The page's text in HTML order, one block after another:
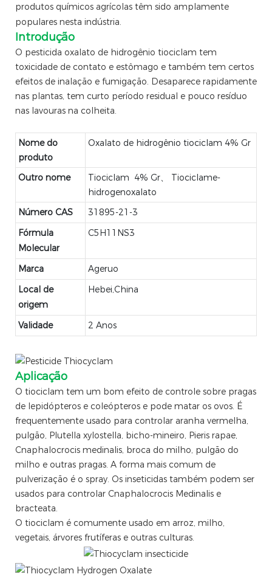
produtos químicos agrícolas têm sido amplamente
populares nesta indústria.
Introdução
O pesticida oxalato de hidrogênio tiociclam tem
toxicidade de contato e estômago e também tem certos
efeitos de inalação e fumigação. Desaparece rapidamente
nas plantas, tem curto período residual e pouco resíduo
nas lavouras na colheita.
Nome do
produto
Oxalato de hidrogênio tiociclam 4% Gr
Outro nome
Tiociclam 4% Gr、 Tiociclame-
hidrogenoxalato
Número CAS
31895-21-3
Fórmula
Molecular
C5H11NS3
Marca
Ageruo
Local de
origem
Hebei,China
Validade 2 Anos
Aplicação
O tiociclam tem um bom efeito de controle sobre pragas
de lepidópteros e coleópteros e pode matar os ovos. É
frequentemente usado para controlar aranha vermelha,
pulgão, Plutella xylostella, bicho-mineiro, Pieris rapae,
Cnaphalocrocis medinalis, broca do milho, pulgão do
milho e outras pragas. A forma mais comum de
pulverização é o spray. Os inseticidas também podem ser
usados ​​para controlar Cnaphalocrocis Medinalis e
bracteata.
O tiociclam é comumente usado em arroz, milho,
vegetais, árvores frutíferas e outras culturas.